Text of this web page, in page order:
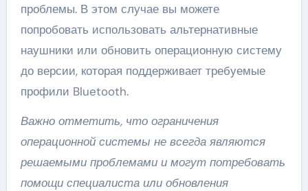
проблемы. В этом случае вы можете
попробовать использовать альтернативные
наушники или обновить операционную систему
до версии, которая поддерживает требуемые
профили Bluetooth.
Важно отметить, что ограничения
операционной системы не всегда являются
решаемыми проблемами и могут потребовать
помощи специалиста или обновления